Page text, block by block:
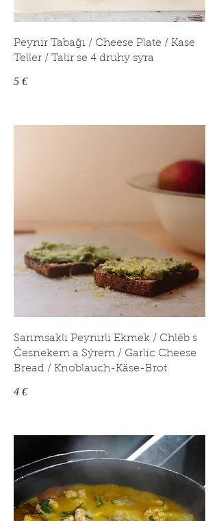
Peynir Tabağı / Cheese Plate / Kase
Teller / Talir se 4 druhy syra
5 €
Sarımsaklı Peynirli Ekmek / Chléb s
Česnekem a Sýrem / Garlic Cheese
Bread / Knoblauch-Käse-Brot
4 €